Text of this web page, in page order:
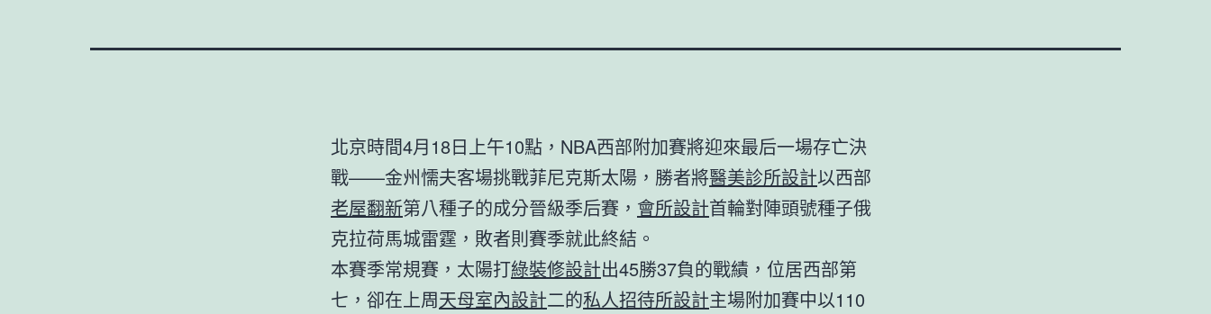
北京時間4月18日上午10點，NBA西部附加賽將迎來最后一場存亡決
戰——金州懦夫客場挑戰菲尼克斯太陽，勝者將醫美診所設計以西部
老屋翻新第八種子的成分晉級季后賽， 會所設計首輪對陣頭號種子俄
克拉荷馬城雷霆，敗者則賽季就此終結。
本賽季常規賽，太陽打綠裝修設計出45勝37負的戰績，位居西部第
七，卻在上周天母室內設計二的私人招待所設計主場附加賽中以110